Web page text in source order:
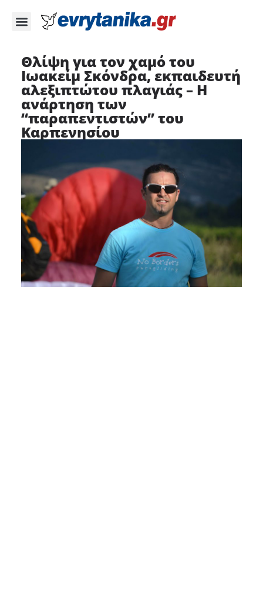
Θλίψη για τον χαμό του
Ιωακείμ Σκόνδρα, εκπαιδευτή
αλεξιπτώτου πλαγιάς – Η
ανάρτηση των
“παραπεντιστών” του
Καρπενησίου